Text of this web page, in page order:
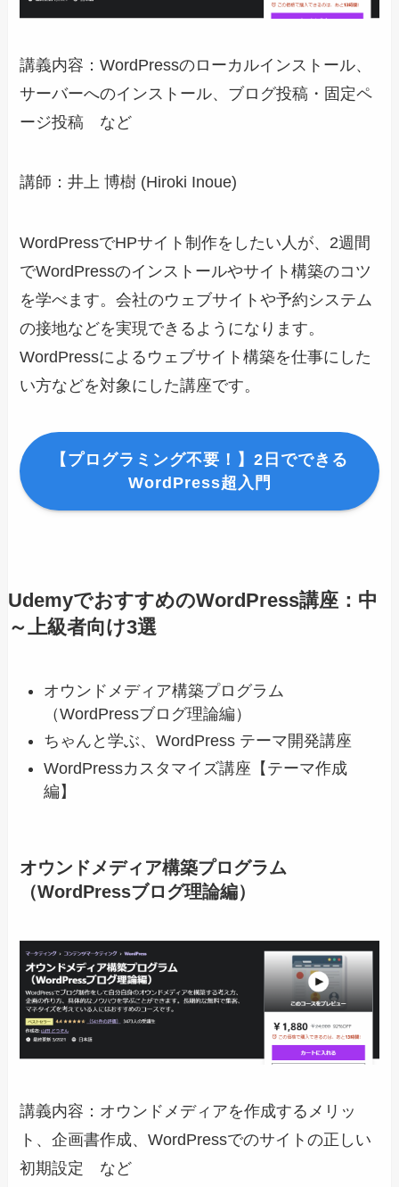
講義内容：WordPressのローカルインストール、
サーバーへのインストール、ブログ投稿・固定ペ
ージ投稿 など
講師：井上 博樹 (Hiroki Inoue)
WordPressでHPサイト制作をしたい人が、2週間
でWordPressのインストールやサイト構築のコツ
を学べます。会社のウェブサイトや予約システム
の接地などを実現できるようになります。
WordPressによるウェブサイト構築を仕事にした
い方などを対象にした講座です。
【プログラミング不要！】2日でできる
WordPress超入門
UdemyでおすすめのWordPress講座：中
～上級者向け3選
オウンドメディア構築プログラム
（WordPressブログ理論編）
ちゃんと学ぶ、WordPress テーマ開発講座
WordPressカスタマイズ講座【テーマ作成
編】
オウンドメディア構築プログラム
（WordPressブログ理論編）
講義内容：オウンドメディアを作成するメリッ
ト、企画書作成、WordPressでのサイトの正しい
初期設定 など